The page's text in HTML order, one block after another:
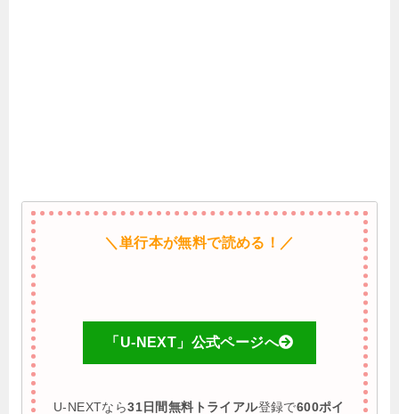
＼単行本が無料で読める！／
「U-NEXT」公式ページへ
U-NEXTなら31日間無料トライアル登録で600ポイ